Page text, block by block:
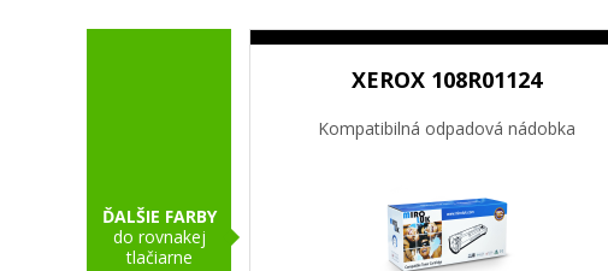
ĎALŠIE FARBY
do rovnakej
tlačiarne
XEROX 108R01124
Kompatibilná odpadová nádobka